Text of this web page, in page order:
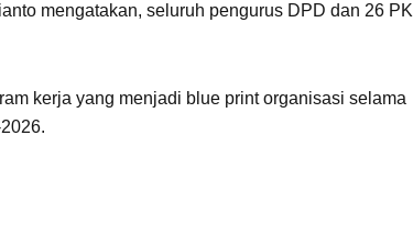
mengatakan, seluruh pengurus DPD dan 26 PK
kerja yang menjadi blue print organisasi selama